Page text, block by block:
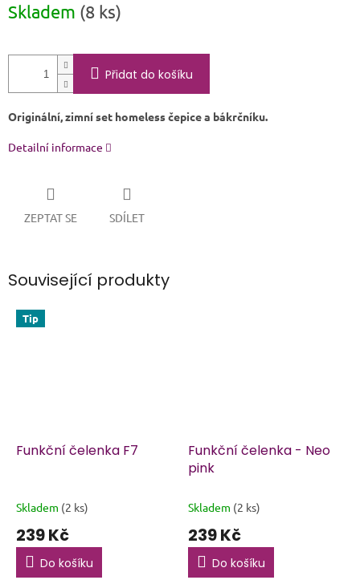
cena:
Skladem (8 ks)
Přidat do košíku
Originální, zimní set homeless čepice a bákrčníku.
Detailní informace
ZEPTAT SE SDÍLET
Související produkty
Tip
Funkční čelenka F7
Skladem (2 ks)
239 Kč
Do košíku
Funkční čelenka - Neo
pink
Skladem (2 ks)
239 Kč
Do košíku